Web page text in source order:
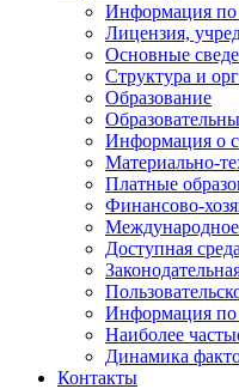
Информация
Лицензия,
Основные
Структура и
Образование
Информация о
Материально-
Платные
Финансово-
Международное
Доступная среда
Информация по
Наиболее
Динамика
Контакты